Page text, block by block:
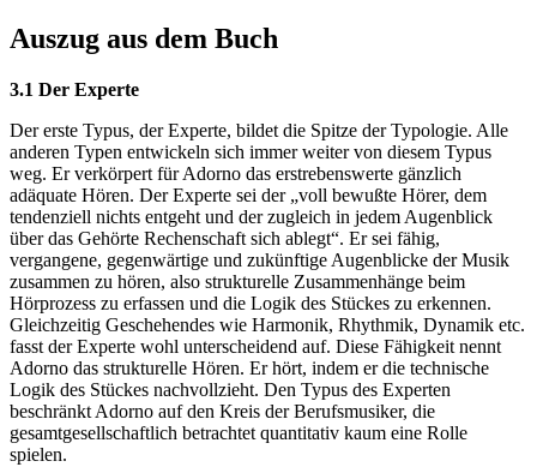
Auszug aus dem Buch
3.1 Der Experte
Der erste Typus, der Experte, bildet die Spitze der Typologie. Alle
anderen Typen entwickeln sich immer weiter von diesem Typus
weg. Er verkörpert für Adorno das erstrebenswerte gänzlich
adäquate Hören. Der Experte sei der „voll bewußte Hörer, dem
tendenziell nichts entgeht und der zugleich in jedem Augenblick
über das Gehörte Rechenschaft sich ablegt“. Er sei fähig,
vergangene, gegenwärtige und zukünftige Augenblicke der Musik
zusammen zu hören, also strukturelle Zusammenhänge beim
Hörprozess zu erfassen und die Logik des Stückes zu erkennen.
Gleichzeitig Geschehendes wie Harmonik, Rhythmik, Dynamik etc.
fasst der Experte wohl unterscheidend auf. Diese Fähigkeit nennt
Adorno das strukturelle Hören. Er hört, indem er die technische
Logik des Stückes nachvollzieht. Den Typus des Experten
beschränkt Adorno auf den Kreis der Berufsmusiker, die
gesamtgesellschaftlich betrachtet quantitativ kaum eine Rolle
spielen.